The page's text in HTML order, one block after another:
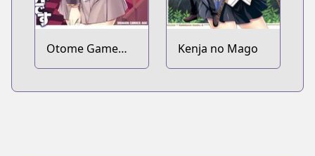
Otome Game
Sekai wa Mob ni
Kenja no Mago